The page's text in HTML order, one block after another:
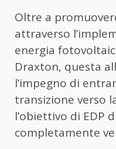
Oltre a
attraverso
energia
Draxton, questa
l’impegno di
transizione verso
l’obiettivo di EDP
completamente